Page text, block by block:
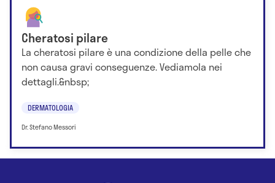
Cheratosi pilare
La cheratosi pilare è una condizione della pelle che
non causa gravi conseguenze. Vediamola nei
dettagli.&nbsp;
DERMATOLOGIA
Dr. Stefano Messori